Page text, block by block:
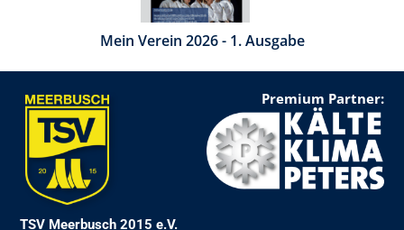
Mein Verein 2026 - 1. Ausgabe
TSV Meerbusch 2015 e.V.
Premium Partner: